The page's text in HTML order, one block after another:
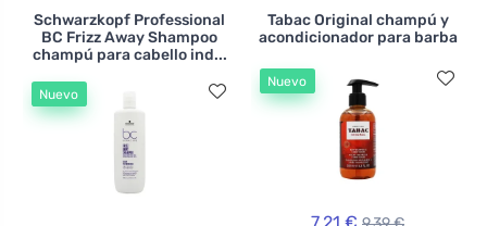
Schwarzkopf Professional
BC Frizz Away Shampoo
champú para cabello ind...
Nuevo
Tabac Original champú y
acondicionador para barba
Nuevo